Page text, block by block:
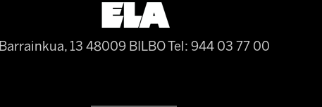
Barrainkua, 13 48009 BILBOTel: 944 03 77 00